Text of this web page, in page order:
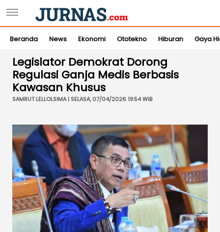
Beranda News Ekonomi Ototekno Hiburan Gaya
Legislator Demokrat Dorong
Regulasi Ganja Medis Berbasis
Kawasan Khusus
SAMRUT LELLOLSIMA | SELASA, 07/04/2026 19:54 WIB